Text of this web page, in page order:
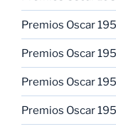
Premios Oscar
Premios Oscar
Premios Oscar
Premios Oscar